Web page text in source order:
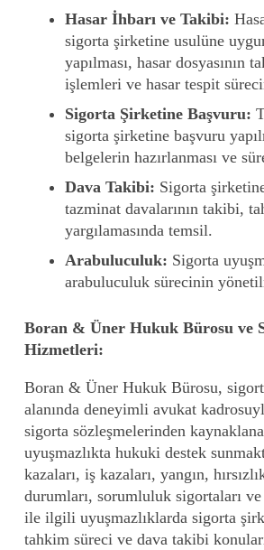
Hasar İhbarı ve Takibi:
sigorta şirketine usulüne
yapılması, hasar dosyasının
işlemleri ve hasar tespit
Sigorta Şirketine Başvuru:
sigorta şirketine başvuru
belgelerin hazırlanması ve
Dava Takibi: Sigorta
tazminat davalarının takibi,
yargılamasında temsil.
Arabuluculuk: Sigorta
arabuluculuk sürecinin
Boran & Üner Hukuk Bürosu ve
Hizmetleri:
Boran & Üner Hukuk Bürosu,
alanında deneyimli avukat
sigorta sözleşmelerinden
uyuşmazlıkta hukuki destek
kazaları, iş kazaları, yangın,
durumları, sorumluluk sigortaları
ile ilgili uyuşmazlıklarda sigorta
tahkim süreci ve dava takibi